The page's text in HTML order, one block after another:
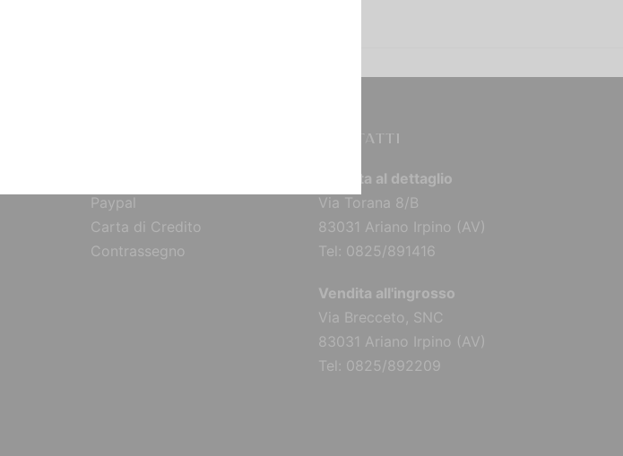
Paypal
Carta di Credito
Contrassegno
CONTATTI
Vendita al dettaglio
Via Torana 8/B
83031 Ariano Irpino (AV)
Tel: 0825/891416
Vendita all'ingrosso
Via Brecceto, SNC
83031 Ariano Irpino (AV)
Tel: 0825/892209